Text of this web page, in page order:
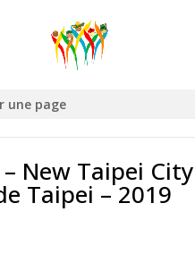
une page
New Taipei
Taipei – 2019